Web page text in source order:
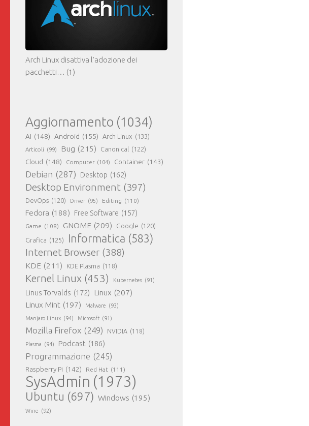
Arch Linux disattiva l’adozione dei
pacchetti… (1)
Aggiornamento (1034)
AI (148) Android (155) Arch Linux (133)
Articoli (99) Bug (215) Canonical (122)
Cloud (148) Computer (104) Container (143)
Debian (287) Desktop (162)
Desktop Environment (397)
DevOps (120) Driver (95) Editing (110)
Fedora (188) Free Software (157)
Game (108) GNOME (209) Google (120)
Grafica (125) Informatica (583)
Internet Browser (388)
KDE (211) KDE Plasma (118)
Kernel Linux (453) Kubernetes (91)
Linus Torvalds (172) Linux (207)
Linux Mint (197) Malware (93)
Manjaro Linux (94) Microsoft (91)
Mozilla Firefox (249) NVIDIA (118)
Plasma (94) Podcast (186)
Programmazione (245)
Raspberry Pi (142) Red Hat (111)
SysAdmin (1973)
Ubuntu (697) Windows (195)
Wine (92)